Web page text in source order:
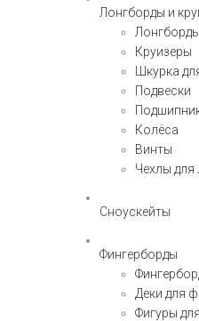
Лонгборды и
Круизеры
Шкурка
Подвески
Колёса
Винты
Чехлы для
Сноускейты
Фингерборды
Деки для
Фигуры